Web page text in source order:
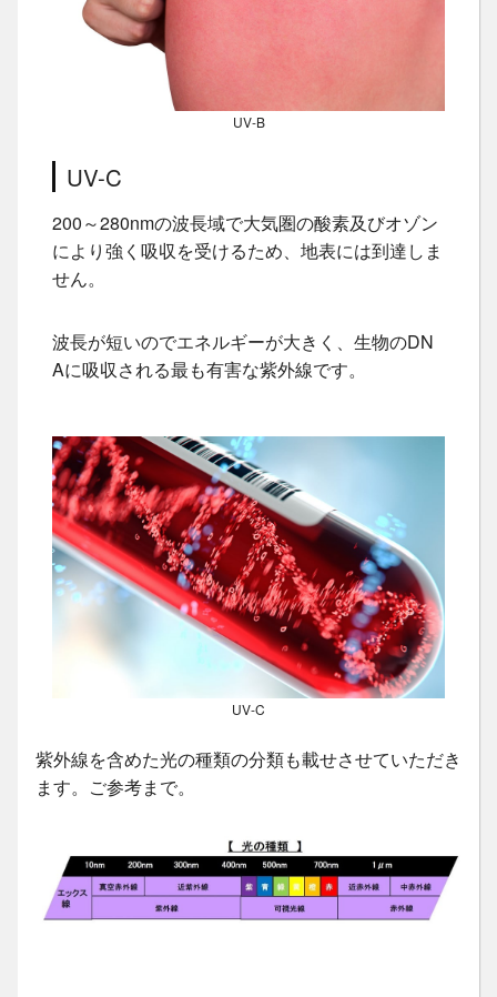
UV-B
UV-C
200～280nmの波長域で大気圏の酸素及びオゾン
により強く吸収を受けるため、地表には到達しま
せん。
波長が短いのでエネルギーが大きく、生物のDN
Aに吸収される最も有害な紫外線です。
UV-C
紫外線を含めた光の種類の分類も載せさせていただき
ます。ご参考まで。